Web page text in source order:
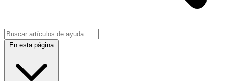
En esta página